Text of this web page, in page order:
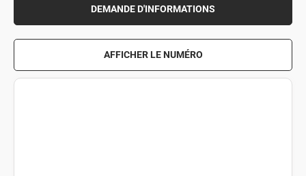
DEMANDE D'INFORMATIONS
AFFICHER LE NUMÉRO